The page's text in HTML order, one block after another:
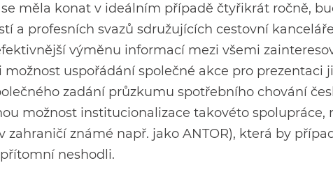
měla konat v ideálním případě čtyřikrát ročně,
a profesních svazů sdružujících cestovní kanceláře
výměnu informací mezi všemi
uspořádání společné akce pro prezentaci
zadání průzkumu spotřebního chování
možnost institucionalizace takovéto spolupráce,
známé např. jako ANTOR), která by
neshodli.